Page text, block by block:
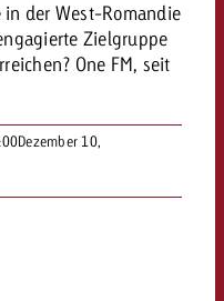
in der West-Romandie
Zielgruppe
One FM, seit
Dezember 10,